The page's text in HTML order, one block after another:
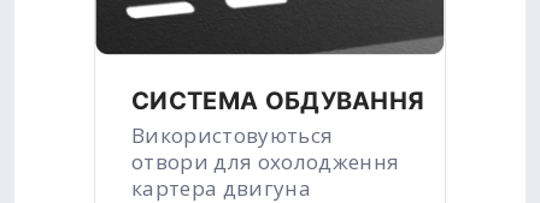
СИСТЕМА ОБДУВАННЯ
Використовуються
отвори для охолодження
картера двигуна